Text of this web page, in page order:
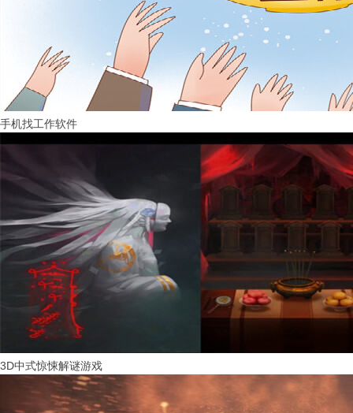
手机找工作软件
3D中式惊悚解谜游戏